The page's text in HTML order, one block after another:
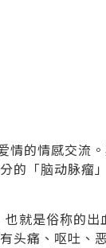
情的情感交流
的「脑动脉瘤
就是俗称的出
头痛、呕吐、